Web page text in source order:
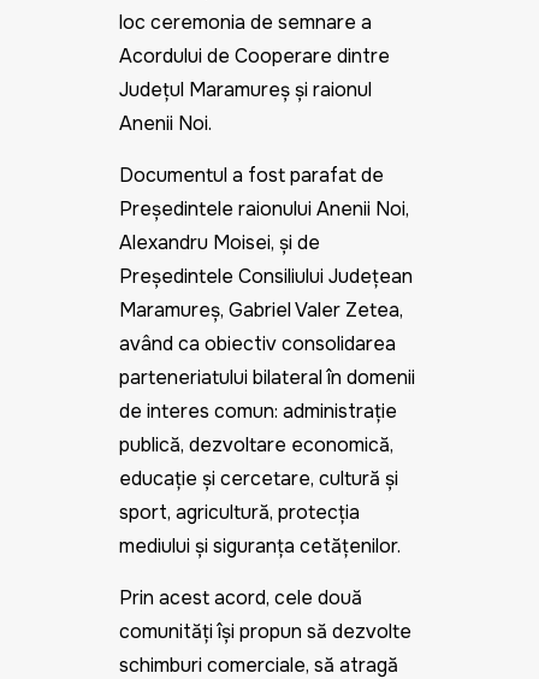
loc ceremonia de semnare a
Acordului de Cooperare dintre
Județul Maramureș și raionul
Anenii Noi.
Documentul a fost parafat de
Președintele raionului Anenii Noi,
Alexandru Moisei, și de
Președintele Consiliului Județean
Maramureș, Gabriel Valer Zetea,
având ca obiectiv consolidarea
parteneriatului bilateral în domenii
de interes comun: administrație
publică, dezvoltare economică,
educație și cercetare, cultură și
sport, agricultură, protecția
mediului și siguranța cetățenilor.
Prin acest acord, cele două
comunități își propun să dezvolte
schimburi comerciale, să atragă